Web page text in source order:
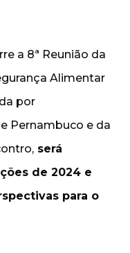
a 8ª Reunião da
Alimentar
por
Pernambuco e da
será
de 2024 e
para o